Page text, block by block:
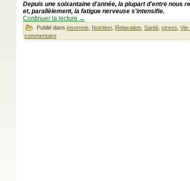
Depuis une soixantaine d'année, la plupart d'entre nous
et, parallèlement, la fatigue nerveuse s'intensifie.
Continuer la lecture →
Publié dans insomnie Nutrition Relaxation Santé stress Vie
commentaire